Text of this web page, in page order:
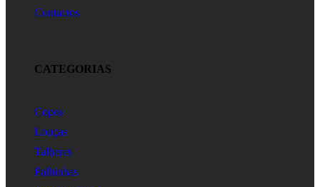
Contactos
CATEGORIAS
Copos
Louças
Talheres
Palhinhas